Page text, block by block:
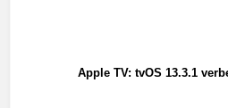
Apple TV: tvOS 13.3.1